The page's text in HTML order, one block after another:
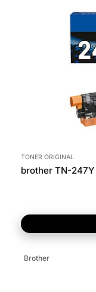
TONER ORIGINAL
Brother